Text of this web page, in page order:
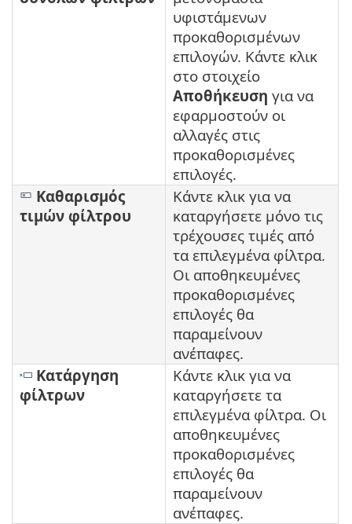
υφιστάμενων
προκαθορισμένων
επιλογών. Κάντε κλικ
στο στοιχείο
Αποθήκευση για να
εφαρμοστούν οι
αλλαγές στις
προκαθορισμένες
επιλογές.
Καθαρισμός
τιμών φίλτρου
Κάντε κλικ για να
καταργήσετε μόνο τις
τρέχουσες τιμές από
τα επιλεγμένα φίλτρα.
Οι αποθηκευμένες
προκαθορισμένες
επιλογές θα
παραμείνουν
ανέπαφες.
Κατάργηση
φίλτρων
Κάντε κλικ για να
καταργήσετε τα
επιλεγμένα φίλτρα. Οι
αποθηκευμένες
προκαθορισμένες
επιλογές θα
παραμείνουν
ανέπαφες.